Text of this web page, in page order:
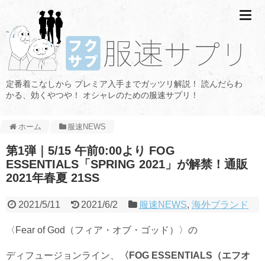
定番着こなしから プレミア入手までガッツリ解説！ 読んだらわ
かる、効くやつや！ オシャレのための服速サプリ！
ホーム 服速NEWS
第1弾｜5/15 午前0:00より FOG
ESSENTIALS「SPRING 2021」が解禁！通販
2021年春夏 21SS
2021/5/11 2021/6/2 服速NEWS,海外ブランド
〈Fear of God（フィア・オブ・ゴッド）〉の
ディフュージョンライン、 〈FOG ESSENTIALS（エフオ